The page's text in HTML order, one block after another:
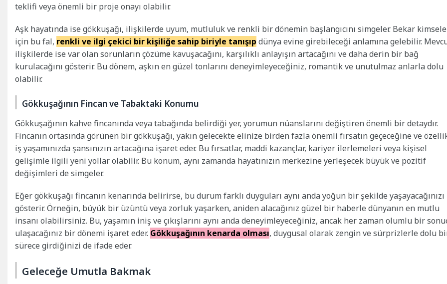
teklifi veya önemli bir proje onayı olabilir.
Aşk hayatında ise gökkuşağı, ilişkilerde uyum, mutluluk ve renkli bir dönemin başlangıcını simgeler. Bekar
için bu fal, renkli ve ilgi çekici bir kişiliğe sahip biriyle tanışıp dünya evine girebileceği anlamına gelebilir.
ilişkilerde ise var olan sorunların çözüme kavuşacağını, karşılıklı anlayışın artacağını ve daha derin bir bağ
kurulacağını gösterir. Bu dönem, aşkın en güzel tonlarını deneyimleyeceğiniz, romantik ve unutulmaz anlarla dolu
olabilir.
Gökkuşağının Fincan ve Tabaktaki Konumu
Gökkuşağının kahve fincanında veya tabağında belirdiği yer, yorumun nüanslarını değiştiren önemli bir detaydır.
Fincanın ortasında görünen bir gökkuşağı, yakın gelecekte elinize birden fazla önemli fırsatın geçeceğine ve
iş yaşamınızda şansınızın artacağına işaret eder. Bu fırsatlar, maddi kazançlar, kariyer ilerlemeleri veya kişisel
gelişimle ilgili yeni yollar olabilir. Bu konum, aynı zamanda hayatınızın merkezine yerleşecek büyük ve pozitif
değişimleri de simgeler.
Eğer gökkuşağı fincanın kenarında belirirse, bu durum farklı duyguları aynı anda yoğun bir şekilde yaşayacağınızı
gösterir. Örneğin, büyük bir üzüntü veya zorluk yaşarken, aniden alacağınız güzel bir haberle dünyanın en mutlu
insanı olabilirsiniz. Bu, yaşamın iniş ve çıkışlarını aynı anda deneyimleyeceğiniz, ancak her zaman olumlu bir
ulaşacağınız bir dönemi işaret eder. Gökkuşağının kenarda olması, duygusal olarak zengin ve sürprizlerle dolu
sürece girdiğinizi de ifade eder.
Geleceğe Umutla Bakmak